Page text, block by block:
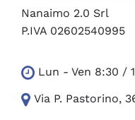
Nanaimo 2.0 Srl
P.IVA 02602540995
Lun - Ven 8:30 /
Via P. Pastorino,